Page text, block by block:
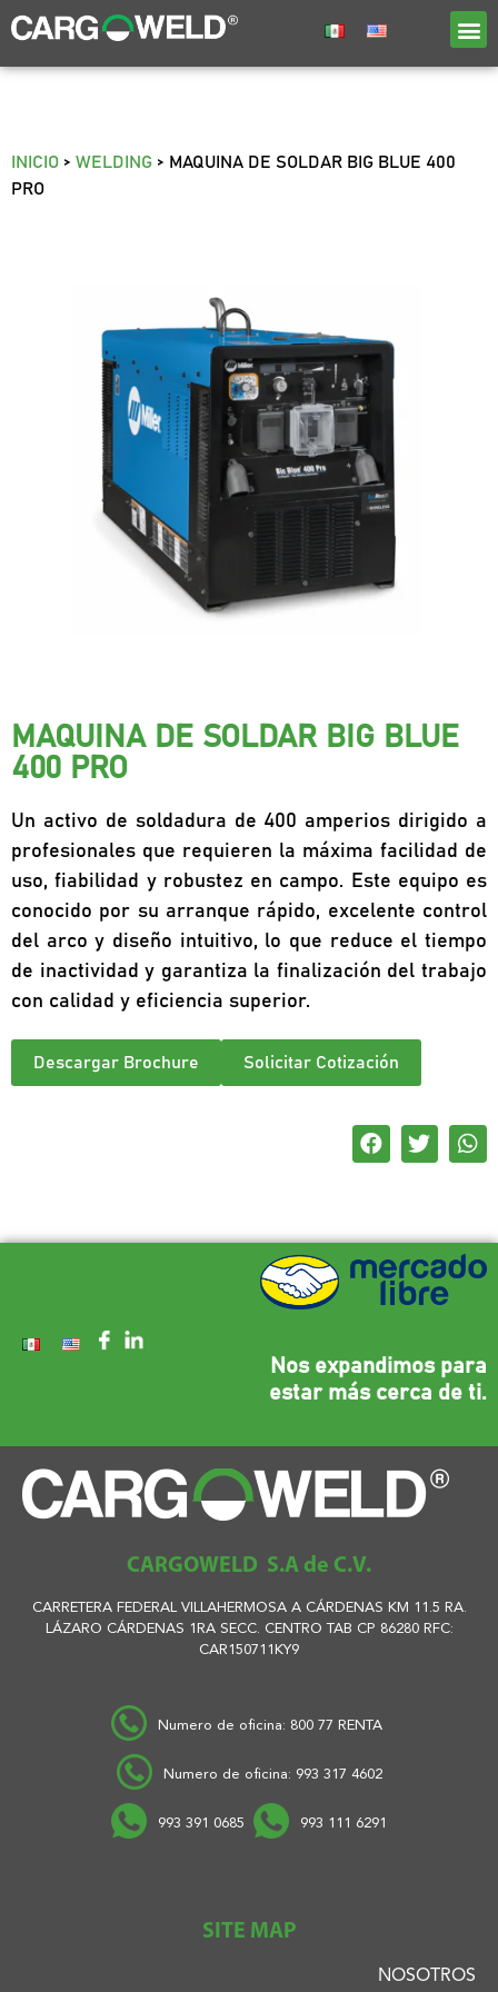
INICIO > WELDING > MAQUINA DE SOLDAR BIG BLUE 400
PRO
MAQUINA DE SOLDAR BIG BLUE
400 PRO
Un activo de soldadura de 400 amperios dirigido a
profesionales que requieren la máxima facilidad de
uso, fiabilidad y robustez en campo. Este equipo es
conocido por su arranque rápido, excelente control
del arco y diseño intuitivo, lo que reduce el tiempo
de inactividad y garantiza la finalización del trabajo
con calidad y eficiencia superior.
Descargar Brochure Solicitar Cotización
Nos expandimos para
estar más cerca de ti.
CARGOWELD S.A de C.V.
CARRETERA FEDERAL VILLAHERMOSA A CÁRDENAS KM 11.5 RA.
LÁZARO CÁRDENAS 1RA SECC. CENTRO TAB CP 86280 RFC:
CAR150711KY9
Numero de oficina: 800 77 RENTA
Numero de oficina: 993 317 4602
993 391 0685 993 111 6291
SITE MAP
NOSOTROS